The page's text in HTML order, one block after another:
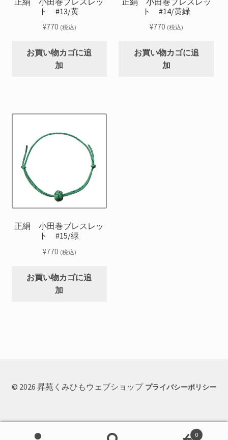
ト #13/黄
¥770 (税込)
お買い物カゴに追
加
ト #14/黄緑
¥770 (税込)
お買い物カゴに追
加
正絹 小田巻ブレスレッ
ト #15/緑
¥770 (税込)
お買い物カゴに追
加
© 2026 昇苑くみひもウェブショップ プライバシーポリシー
0